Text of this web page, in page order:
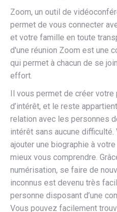
Zoom, un outil de
permet de vous connecter
et votre famille en toute
d'une réunion Zoom est une
qui permet à chacun de se
effort.
Il vous permet de créer
d’intérêt, et le reste
relation avec les personnes
intérêt sans aucune
ajouter une biographie à
mieux vous comprendre.
numérisation, se faire de
inconnus est devenu très
personne disposant d’une
Vous pouvez facilement